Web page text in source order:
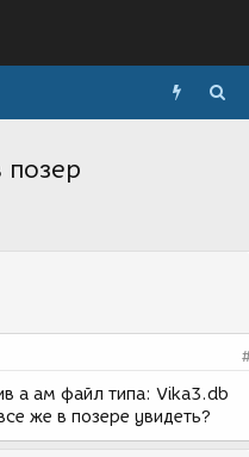
позер
а ам файл типа: Vika3.db
же в позере увидеть?